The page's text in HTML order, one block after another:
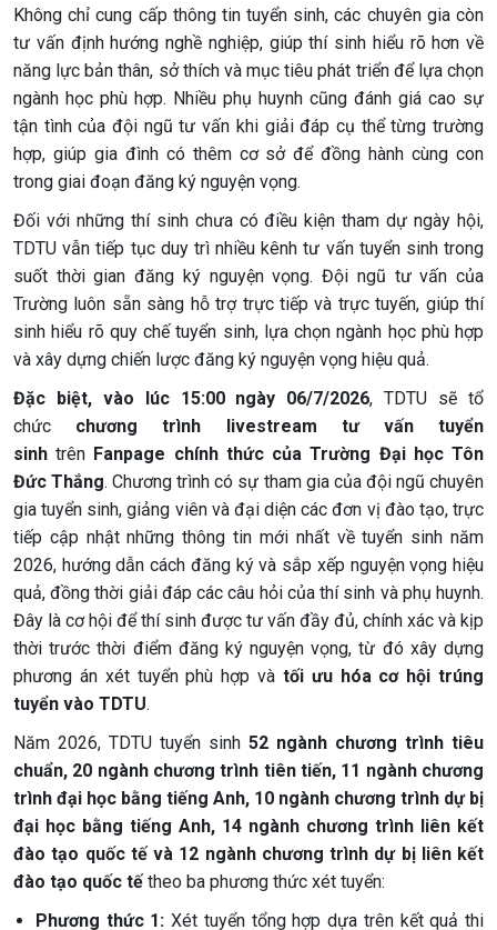
Không chỉ cung cấp thông tin tuyển sinh, các chuyên gia còn
tư vấn định hướng nghề nghiệp, giúp thí sinh hiểu rõ hơn về
năng lực bản thân, sở thích và mục tiêu phát triển để lựa chọn
ngành học phù hợp. Nhiều phụ huynh cũng đánh giá cao sự
tận tình của đội ngũ tư vấn khi giải đáp cụ thể từng trường
hợp, giúp gia đình có thêm cơ sở để đồng hành cùng con
trong giai đoạn đăng ký nguyện vọng.
Đối với những thí sinh chưa có điều kiện tham dự ngày hội,
TDTU vẫn tiếp tục duy trì nhiều kênh tư vấn tuyển sinh trong
suốt thời gian đăng ký nguyện vọng. Đội ngũ tư vấn của
Trường luôn sẵn sàng hỗ trợ trực tiếp và trực tuyến, giúp thí
sinh hiểu rõ quy chế tuyển sinh, lựa chọn ngành học phù hợp
và xây dựng chiến lược đăng ký nguyện vọng hiệu quả.
Đặc biệt, vào lúc 15:00 ngày 06/7/2026, TDTU sẽ tổ
chức chương trình livestream tư vấn tuyển
sinh trên Fanpage chính thức của Trường Đại học Tôn
Đức Thắng. Chương trình có sự tham gia của đội ngũ chuyên
gia tuyển sinh, giảng viên và đại diện các đơn vị đào tạo, trực
tiếp cập nhật những thông tin mới nhất về tuyển sinh năm
2026, hướng dẫn cách đăng ký và sắp xếp nguyện vọng hiệu
quả, đồng thời giải đáp các câu hỏi của thí sinh và phụ huynh.
Đây là cơ hội để thí sinh được tư vấn đầy đủ, chính xác và kịp
thời trước thời điểm đăng ký nguyện vọng, từ đó xây dựng
phương án xét tuyển phù hợp và tối ưu hóa cơ hội trúng
tuyển vào TDTU.
Năm 2026, TDTU tuyển sinh 52 ngành chương trình tiêu
chuẩn, 20 ngành chương trình tiên tiến, 11 ngành chương
trình đại học bằng tiếng Anh, 10 ngành chương trình dự bị
đại học bằng tiếng Anh, 14 ngành chương trình liên kết
đào tạo quốc tế và 12 ngành chương trình dự bị liên kết
đào tạo quốc tếtheo ba phương thức xét tuyển:
Phương thức 1: Xét tuyển tổng hợp dựa trên kết quả thi